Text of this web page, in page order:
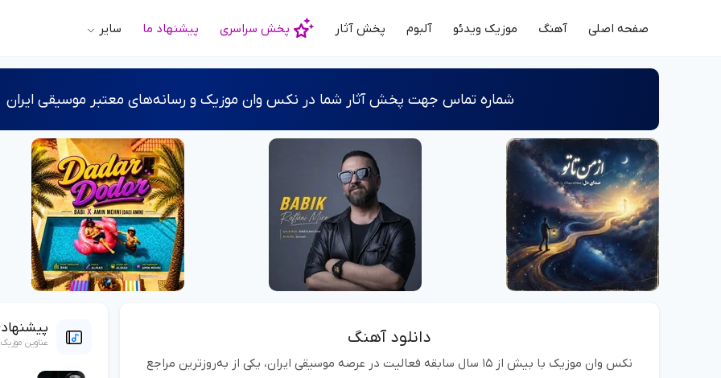
صفحه اصلی آهنگ موزیک ویدئو آلبوم پخش آثار پخش سراسری پیشنهاد ما سایر
شماره‌ تماس جهت پخش آثار شما در نکس وان موزیک و رسانه‌های معتبر موسیقی ایران
دانلود آهنگ
نکس وان موزیک با بیش از ۱۵ سال سابقه فعالیت
در عرصه موسیقی ایران، یکی از به‌روزترین مراجع
عناوین